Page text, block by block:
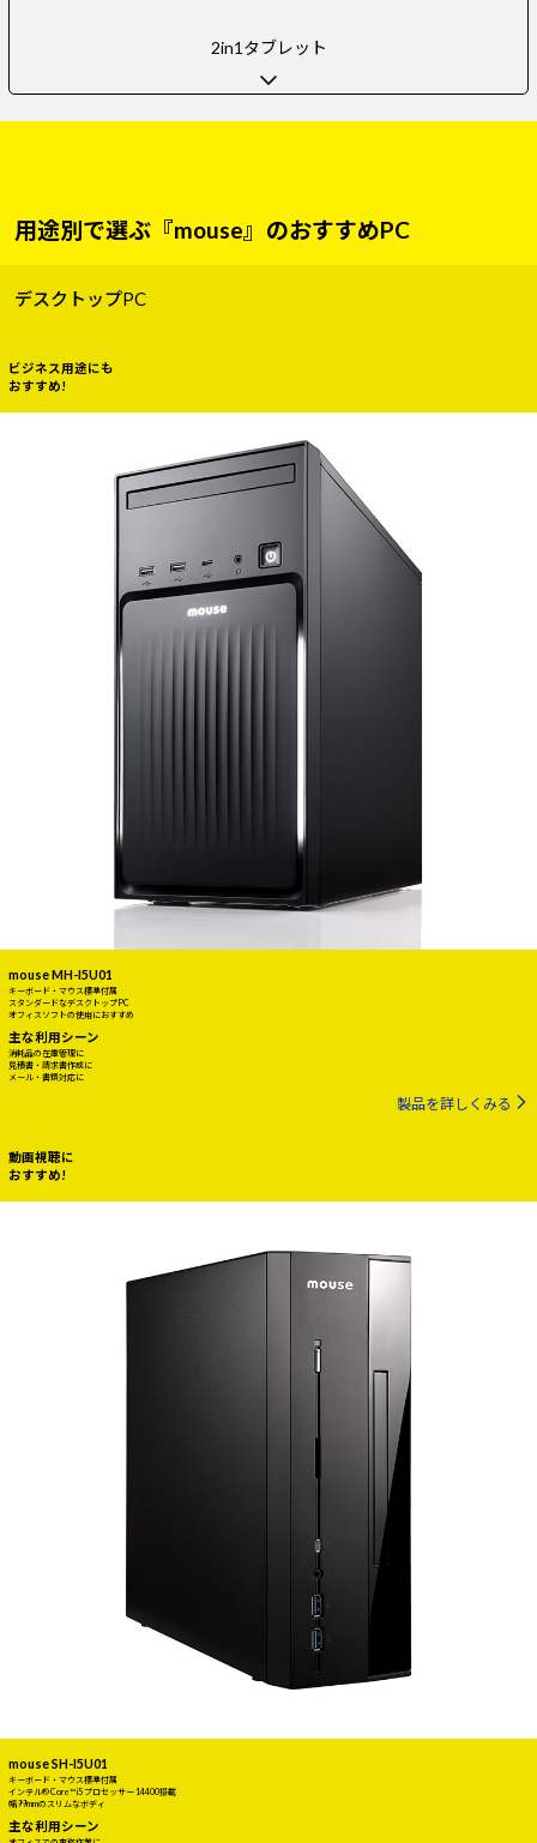
2in1タブレット
用途別で選ぶ『mouse』のおすすめPC
デスクトップPC
ビジネス用途にも
おすすめ!
mouse MH-I5U01
キーボード・マウス標準付属
スタンダードなデスクトップPC
オフィスソフトの使用におすすめ
主な利用シーン
消耗品の在庫管理に
見積書・請求書作成に
メール・書類対応に
製品を詳しくみる
動画視聴に
おすすめ!
mouse SH-I5U01
キーボード・マウス標準付属
インテル® Core™ i5 プロセッサー 14400搭載
幅99mmのスリムなボディ
主な利用シーン